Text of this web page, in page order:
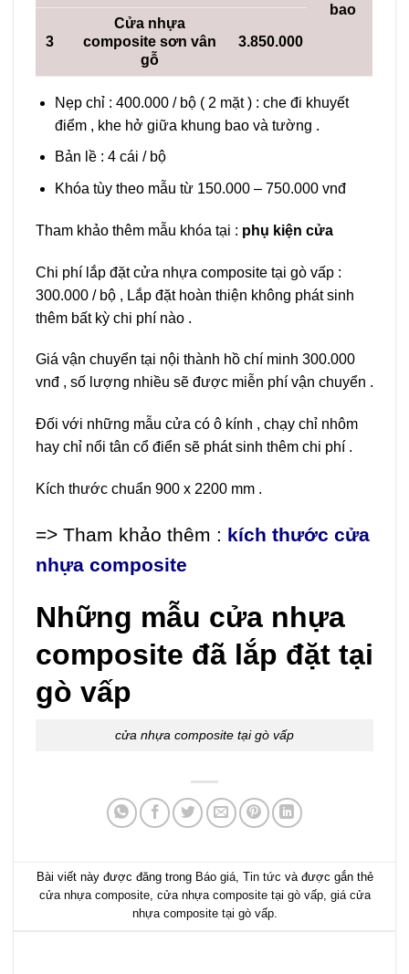
bao
3
Cửa nhựa
composite sơn vân
gỗ
3.850.000
Nẹp chỉ : 400.000 / bộ ( 2 mặt ) : che đi khuyết
điểm , khe hở giữa khung bao và tường .
Bản lề : 4 cái / bộ
Khóa tùy theo mẫu từ 150.000 – 750.000 vnđ
Tham khảo thêm mẫu khóa tại : phụ kiện cửa
Chi phí lắp đặt cửa nhựa composite tại gò vấp :
300.000 / bộ , Lắp đặt hoàn thiện không phát sinh
thêm bất kỳ chi phí nào .
Giá vận chuyển tại nội thành hồ chí minh 300.000
vnđ , số lượng nhiều sẽ được miễn phí vận chuyển .
Đối với những mẫu cửa có ô kính , chạy chỉ nhôm
hay chỉ nổi tân cổ điển sẽ phát sinh thêm chi phí .
Kích thước chuẩn 900 x 2200 mm .
=> Tham khảo thêm : kích thước cửa
nhựa composite
Những mẫu cửa nhựa
composite đã lắp đặt tại
gò vấp
cửa nhựa composite tại gò vấp
Bài viết này được đăng trong Báo giá, Tin tức và được gắn thẻ
cửa nhựa composite, cửa nhựa composite tại gò vấp, giá cửa
nhựa composite tại gò vấp.